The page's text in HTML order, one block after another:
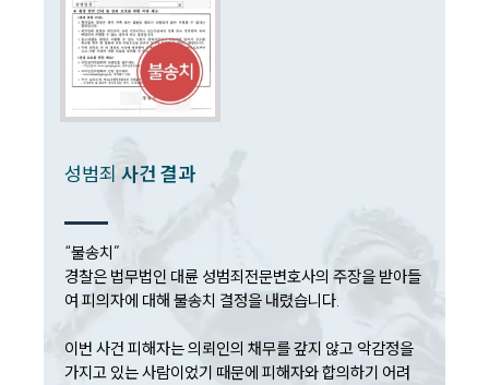
성범죄 사건 결과
“불송치”
경찰은 법무법인 대륜 성범죄전문변호사의 주장을 받아들
여 피의자에 대해 불송치 결정을 내렸습니다.
이번 사건 피해자는 의뢰인의 채무를 갚지 않고 악감정을
가지고 있는 사람이었기 때문에 피해자와 합의하기 어려